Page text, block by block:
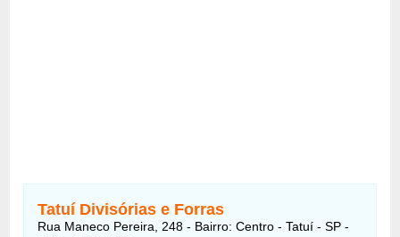
Tatuí Divisórias e Forras
Rua Maneco Pereira, 248 - Bairro: Centro - Tatuí - SP -